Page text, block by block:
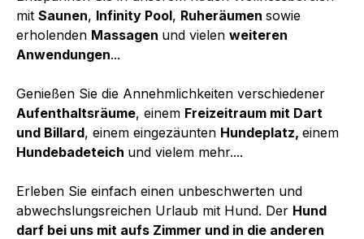
mit Saunen, Infinity Pool, Ruheräumen sowie
erholenden Massagen und vielen weiteren
Anwendungen...
Genießen Sie die Annehmlichkeiten verschiedener
Aufenthaltsräume, einem Freizeitraum mit Dart
und Billard, einem eingezäunten Hundeplatz, einem
Hundebadeteich und vielem mehr....
Erleben Sie einfach einen unbeschwerten und
abwechslungsreichen Urlaub mit Hund. Der Hund
darf bei uns mit aufs Zimmer und in die anderen